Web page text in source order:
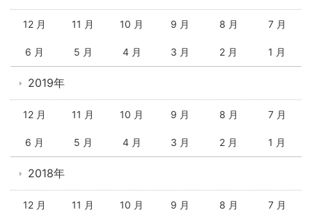
12 月 11 月 10 月 9 月 8 月 7 月
6 月 5 月 4 月 3 月 2 月 1 月
2019年
12 月 11 月 10 月 9 月 8 月 7 月
6 月 5 月 4 月 3 月 2 月 1 月
2018年
12 月 11 月 10 月 9 月 8 月 7 月